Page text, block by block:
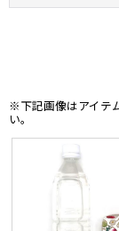
※下記画像はアイテ
い。